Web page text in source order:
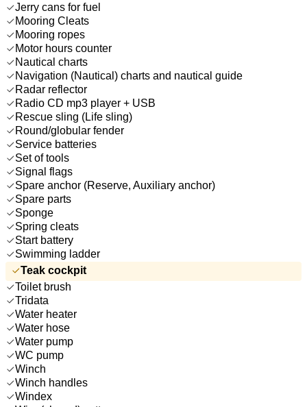
Jerry cans for fuel
Mooring Cleats
Mooring ropes
Motor hours counter
Nautical charts
Navigation (Nautical) charts and nautical guide
Radar reflector
Radio CD mp3 player + USB
Rescue sling (Life sling)
Round/globular fender
Service batteries
Set of tools
Signal flags
Spare anchor (Reserve, Auxiliary anchor)
Spare parts
Sponge
Spring cleats
Start battery
Swimming ladder
Teak cockpit
Toilet brush
Tridata
Water heater
Water hose
Water pump
WC pump
Winch
Winch handles
Windex